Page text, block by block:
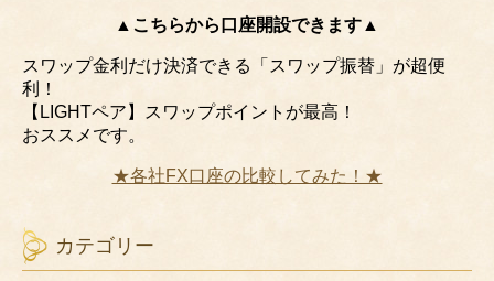
▲こちらから口座開設できます▲
スワップ金利だけ決済できる「スワップ振替」が超便
利！
【LIGHTペア】スワップポイントが最高！
おススメです。
★各社FX口座の比較してみた！★
カテゴリー